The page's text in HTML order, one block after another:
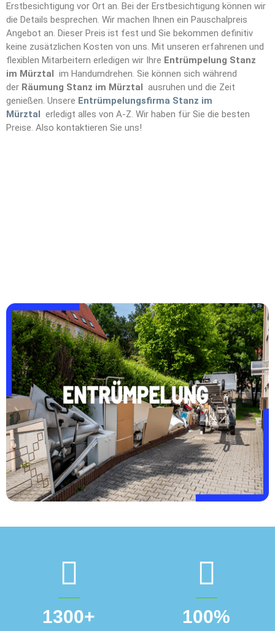
Erstbesichtigung vor Ort an. Bei der Erstbesichtigung können wir
die Details besprechen. Wir machen Ihnen ein Pauschalpreis
Angebot an. Dieser Preis ist fest und Sie bekommen definitiv
keine zusätzlichen Kosten von uns. Mit unseren erfahrenen und
flexiblen Mitarbeitern erledigen wir Ihre Entrümpelung Stanz
im Mürztal im Handumdrehen. Sie können sich während
der Räumung Stanz im Mürztal ausruhen und die Zeit
genießen. Unsere Entrümpelungsfirma Stanz im
Mürztal erledigt alles von A-Z. Wir haben für Sie die besten
Preise. Also kontaktieren Sie uns!
1300+ 100%